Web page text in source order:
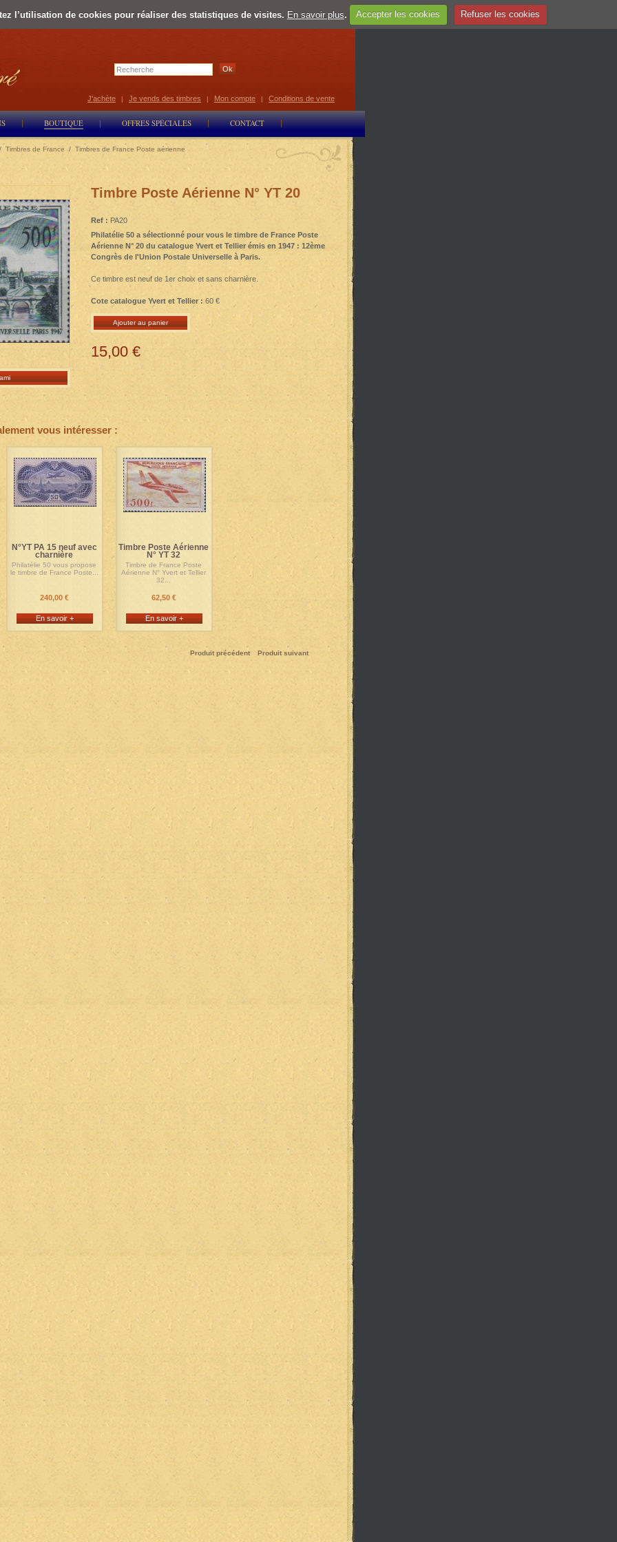
l’utilisation de cookies pour réaliser des statistiques de visites. En savoir plus. Accepter les cookies Refuser les cookies
Select Language ▼
BOUTIQUE OFFRES SPÉCIALES CONTACT
J'achète | Je vends des timbres | Mon compte | Conditions de vente
Timbres de France / Timbres de France Poste aérienne
Timbre Poste Aérienne N° YT 20
Ref : PA20
Philatélie 50 a sélectionné pour vous le timbre de France Poste
Aérienne N° 20 du catalogue Yvert et Tellier émis en 1947 : 12ème
Congrès de l'Union Postale Universelle à Paris.
Ce timbre est neuf de 1er choix et sans charnière.
Cote catalogue Yvert et Tellier : 60 €
Ajouter au panier
15,00 €
vous intéresser :
N°YT PA 15 neuf avec
charnière
Philatélie 50 vous propose
le timbre de France Poste...
240,00 €
En savoir +
Timbre Poste Aérienne
N° YT 32
Timbre de France Poste
Aérienne N° Yvert et Tellier
32...
62,50 €
En savoir +
Produit précédent Produit suivant